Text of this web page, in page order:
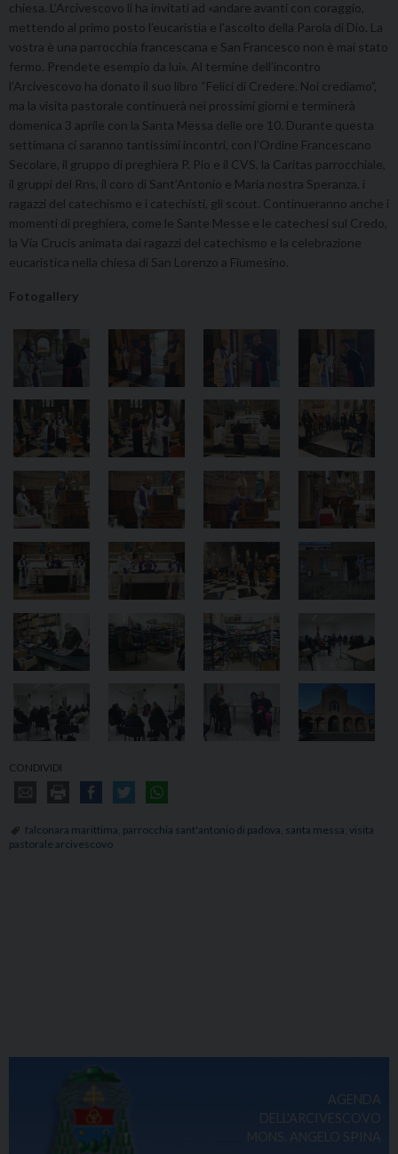
chiesa. L’Arcivescovo li ha invitati ad «andare avanti con coraggio,
mettendo al primo posto l’eucaristia e l’ascolto della Parola di Dio. La
vostra è una parrocchia francescana e San Francesco non è mai stato
fermo. Prendete esempio da lui». Al termine dell’incontro
l’Arcivescovo ha donato il suo libro “Felici di Credere. Noi crediamo”,
ma la visita pastorale continuerà nei prossimi giorni e terminerà
domenica 3 aprile con la Santa Messa delle ore 10. Durante questa
settimana ci saranno tantissimi incontri, con l’Ordine Francescano
Secolare, il gruppo di preghiera P. Pio e il CVS, la Caritas parrocchiale,
il gruppi del Rns, il coro di Sant’Antonio e Maria nostra Speranza, i
ragazzi del catechismo e i catechisti, gli scout. Continueranno anche i
momenti di preghiera, come le Sante Messe e le catechesi sul Credo,
la Via Crucis animata dai ragazzi del catechismo e la celebrazione
eucaristica nella chiesa di San Lorenzo a Fiumesino.
Fotogallery
CONDIVIDI
falconara marittima parrocchia sant'antonio di padova santa messa visita
pastorale arcivescovo
AGENDA
DELL'ARCIVESCOVO
MONS. ANGELO SPINA